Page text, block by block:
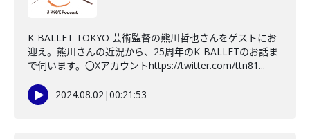
K-BALLET TOKYO 芸術監督の熊川哲也さんをゲストにお
迎え。熊川さんの近況から、25周年のK-BALLETのお話ま
で伺います。〇Xアカウントhttps://twitter.com/ttn81...
2024.08.02|00:21:53